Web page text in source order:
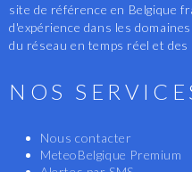
site de référence en Belgique
d'expérience dans les
du réseau en temps réel et
NOS
Nous contacter
MeteoBelgique Premium